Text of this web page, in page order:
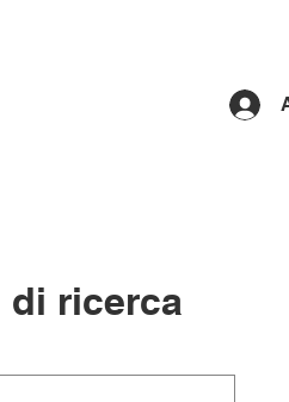
ricerca